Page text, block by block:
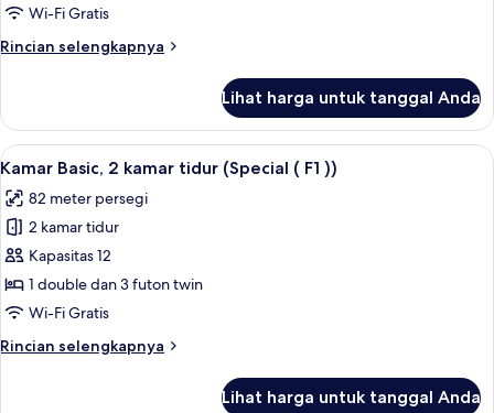
1
tidur
F1
))
Wi-Fi Gratis
Rincian selengkapnya
Rincian
Kamar
Basic,
1
tidur
(Duby
F1
))
Lihat harga untuk tanggal Anda
Lihat
semua
foto
untuk
Kamar
Basic,
2
tidur
Kamar Basic, 2 kamar tidur (Special (
8
Kamar Basic, 2 kamar tidur (Special ( F1 ))
82 meter persegi
2 kamar tidur
Kapasitas 12
1 double dan 3 futon twin
Wi-Fi Gratis
Rincian selengkapnya
Rincian
Lihat harga untuk tanggal Anda